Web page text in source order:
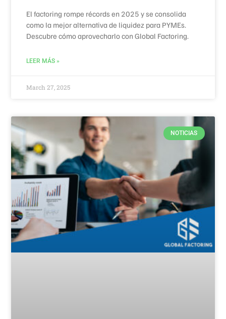
El factoring rompe récords en 2025 y se consolida
como la mejor alternativa de liquidez para PYMEs.
Descubre cómo aprovecharlo con Global Factoring.
LEER MÁS »
March 27, 2025
NOTICIAS